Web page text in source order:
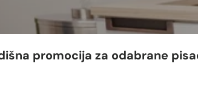
promocija za odabrane pisače